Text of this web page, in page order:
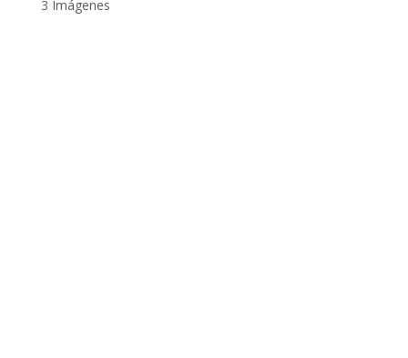
3 Imágenes